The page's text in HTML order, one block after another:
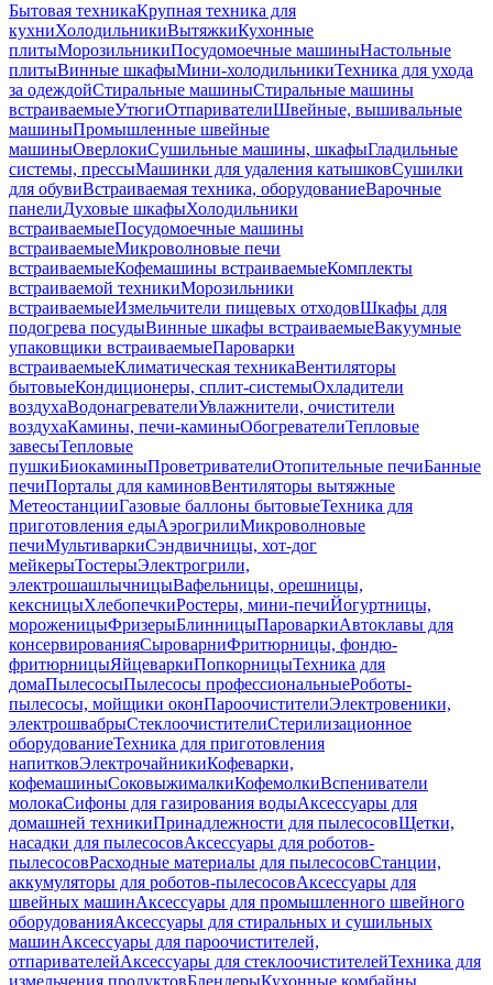
Бытовая техникаКрупная техника для
кухниХолодильникиВытяжкиКухонные
плитыМорозильникиПосудомоечные машиныНастольные
плитыВинные шкафыМини-холодильникиТехника для ухода
за одеждойСтиральные машиныСтиральные машины
встраиваемыеУтюгиОтпаривателиШвейные, вышивальные
машиныПромышленные швейные
машиныОверлокиСушильные машины, шкафыГладильные
системы, прессыМашинки для удаления катышковСушилки
для обувиВстраиваемая техника, оборудованиеВарочные
панелиДуховые шкафыХолодильники
встраиваемыеПосудомоечные машины
встраиваемыеМикроволновые печи
встраиваемыеКофемашины встраиваемыеКомплекты
встраиваемой техникиМорозильники
встраиваемыеИзмельчители пищевых отходовШкафы для
подогрева посудыВинные шкафы встраиваемыеВакуумные
упаковщики встраиваемыеПароварки
встраиваемыеКлиматическая техникаВентиляторы
бытовыеКондиционеры, сплит-системыОхладители
воздухаВодонагревателиУвлажнители, очистители
воздухаКамины, печи-каминыОбогревателиТепловые
завесыТепловые
пушкиБиокаминыПроветривателиОтопительные печиБанные
печиПорталы для каминовВентиляторы вытяжные
МетеостанцииГазовые баллоны бытовыеТехника для
приготовления едыАэрогрилиМикроволновые
печиМультиваркиСэндвичницы, хот-дог
мейкерыТостерыЭлектрогрили,
электрошашлычницыВафельницы, орешницы,
кексницыХлебопечкиРостеры, мини-печиЙогуртницы,
мороженицыФризерыБлинницыПароваркиАвтоклавы для
консервированияСыроварниФритюрницы, фондю-
фритюрницыЯйцеваркиПопкорницыТехника для
домаПылесосыПылесосы профессиональныеРоботы-
пылесосы, мойщики оконПароочистителиЭлектровеники,
электрошвабрыСтеклоочистителиСтерилизационное
оборудованиеТехника для приготовления
напитковЭлектрочайникиКофеварки,
кофемашиныСоковыжималкиКофемолкиВспениватели
молокаСифоны для газирования водыАксессуары для
домашней техникиПринадлежности для пылесосовЩетки,
насадки для пылесосовАксессуары для роботов-
пылесосовРасходные материалы для пылесосовСтанции,
аккумуляторы для роботов-пылесосовАксессуары для
швейных машинАксессуары для промышленного швейного
оборудованияАксессуары для стиральных и сушильных
машинАксессуары для пароочистителей,
отпаривателейАксессуары для стеклоочистителейТехника для
измельчения продуктовБлендерыКухонные комбайны,